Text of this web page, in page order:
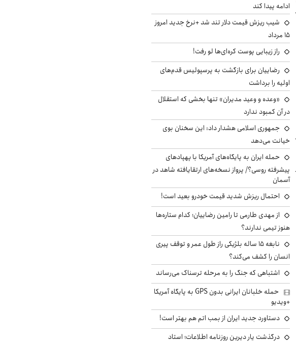
ادامه پیدا کند
شیب ریزش قیمت دلار تند شد +نرخ جدید امروز
۱۵ مرداد
راز زیبایی پوست کره‌ای‌ها لو رفت!
رضاییان برای بازگشت به پرسپولیس قدم‌های
اولیه را برداشت
«وعده و وعید مدیران» تنها بخشی که استقلال
در آن کمبود ندارد
جمهوری اسلامی هشدار داد: این سخنان بوی
خیانت می‌دهد
حمله ایران به پایگاه‌های آمریکا با پهپادهای
پیشرفته روسی؟/ پرواز نسخه‌های ارتقایافته شاهد در
آسمان
احتمال ریزش شدید قیمت خودرو بعید است!
از مهدی طارمی تا رامین رضاییان؛ کدام ستاره‌ها
هنوز تیمی ندارند؟
نابغه ۱۵ ساله بلژیکی راز طول عمر و توقف پیری
انسان را کشف می‌کند؟
اشتباهی که جنگ را به مرحله ترسناک می‌رساند
حمله خلبانان ایرانی بدون GPS به پایگاه آمریکا
+ویدیو
دستاورد جدید ایران از بمب اتم هم بهتر است!
درگذشت یار دیرین روزنامه اطلاعات؛ استاد